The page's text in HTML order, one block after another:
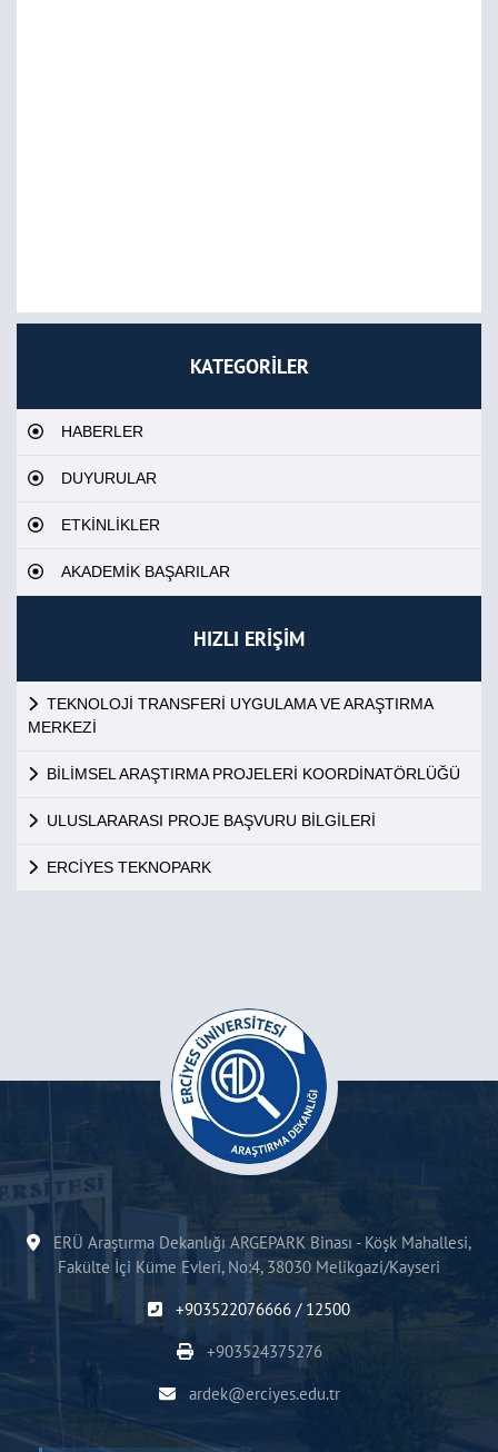
KATEGORİLER
HABERLER
DUYURULAR
ETKİNLİKLER
AKADEMİK BAŞARILAR
HIZLI ERİŞİM
TEKNOLOJİ TRANSFERİ UYGULAMA VE ARAŞTIRMA
MERKEZİ
BİLİMSEL ARAŞTIRMA PROJELERİ KOORDİNATÖRLÜĞÜ
ULUSLARARASI PROJE BAŞVURU BİLGİLERİ
ERCİYES TEKNOPARK
ERÜ Araştırma Dekanlığı ARGEPARK Binası - Köşk Mahallesi,
Fakülte İçi Küme Evleri, No:4, 38030 Melikgazi/Kayseri
+903522076666 / 12500
+903524375276
ardek@erciyes.edu.tr